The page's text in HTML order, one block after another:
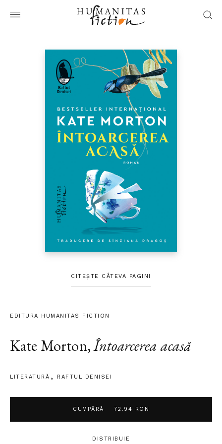
CITEȘTE CÂTEVA PAGINI
EDITURA HUMANITAS FICTION
Kate Morton,Întoarcerea acasă
LITERATURĂ RAFTUL DENISEI
DISTRIBUIE
CUMPĂRĂ 72.94 RON